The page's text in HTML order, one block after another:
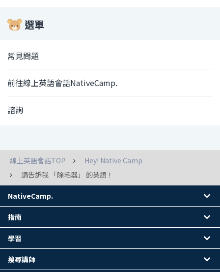
選單
常見問題
前往線上英語會話NativeCamp.
諮詢
線上英語會話TOP
Hey! Native Camp
請告訴我 「除毛器」 的英語！
NativeCamp.
指南
學習
搜尋講師